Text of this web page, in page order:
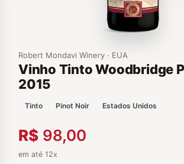
Robert Mondavi Winery · EUA
Vinho Tinto Woodbridge
2015
Tinto Pinot Noir Estados Unidos
R$ 98,00
em até 12x